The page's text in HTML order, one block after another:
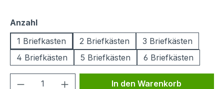
Anzahlauswählen
1 Briefkasten
2 Briefkästen
3 Briefkästen
4 Briefkästen
5 Briefkästen 6 Briefkästen
Produkt Anzahl: Gib denIn den Warenkorb